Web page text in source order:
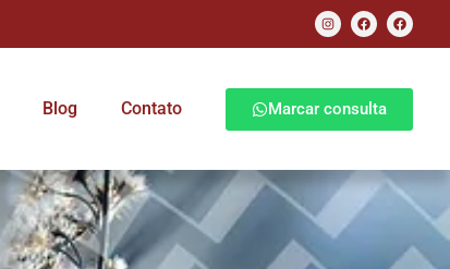
Blog Contato Marcar consulta